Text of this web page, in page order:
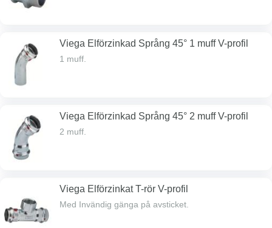
Viega Elförzinkad Språng 45° 1 muff V-profil
1 muff.
Viega Elförzinkad Språng 45° 2 muff V-profil
2 muff.
Viega Elförzinkat T-rör V-profil
Med Invändig gänga på avsticket.